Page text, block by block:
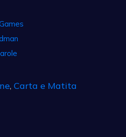
, Carta e Matita